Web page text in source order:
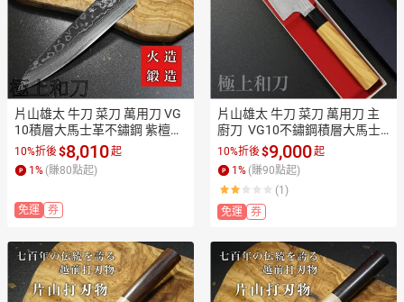
片山雄太 牛刀 菜刀 萬用刀 VG
10積層大馬士革不鏽鋼 紫檀柄
240mm,210mm【極上和刀】
【日本高品質菜刀】【APP滿
額下單10%點數(單一帳號最高
10%折後$8,010起
1% (賺80點起)
免運 券
片山雄太 牛刀 菜刀 萬用刀 主
廚刀  VG10不鏽鋼積層大馬士
革 櫸木柄 210mm 240mm【極
上和刀】【日本高品質菜刀】
【APP滿額下單10%點數(單一
帳號最高1500點)】8/31止
10%折後$9,000起
1% (賺90點起)
(1)
免運
券